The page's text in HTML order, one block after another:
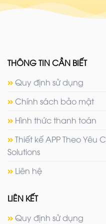
THÔNG TIN CẦN BIẾT
Quy định sử dụng
Chính sách bảo mật
Hình thức thanh toán
Thiết kế APP Theo Yêu
Solutions
Liên hệ
LIÊN KẾT
Quy định sử dụng